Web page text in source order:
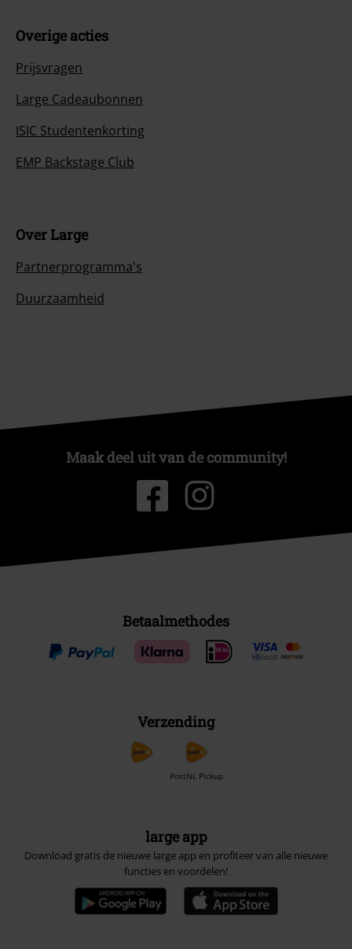
Overige acties
Prijsvragen
Large Cadeaubonnen
ISIC Studentenkorting
EMP Backstage Club
Over Large
Partnerprogramma's
Duurzaamheid
Maak deel uit van de community!
Betaalmethodes
Verzending
PostNL Pickup
large app
Download gratis de nieuwe large app en profiteer van alle nieuwe
functies en voordelen!